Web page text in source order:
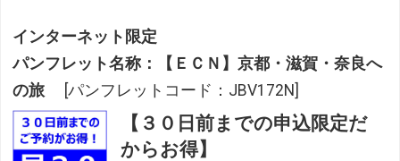
インターネット限定
パンフレット名称：【ＥＣＮ】京都・滋賀・奈良へ
の旅
[パンフレットコード：JBV172N]
【３０日前までの申込限定だ
からお得】